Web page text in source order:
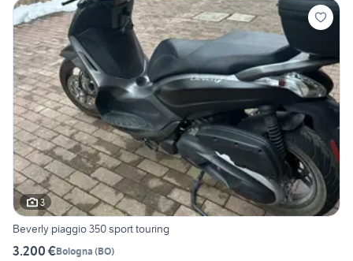
3
Beverly piaggio 350 sport touring
3.200 €Bologna (BO)